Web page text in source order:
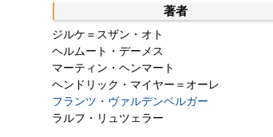
著者
ジルケ＝スザン・オト
ヘルムート・デーメス
マーティン・ヘンマート
ヘンドリック・マイヤー＝オーレ
フランツ・ヴァルデンベルガー
ラルフ・リュツェラー